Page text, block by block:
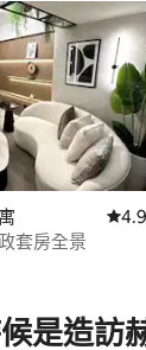
分（滿分 5 分）
從
套房全景
是造訪